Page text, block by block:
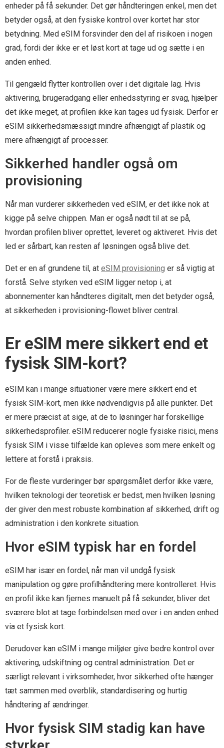
enheder på få sekunder. Det gør håndteringen enkel, men det
betyder også, at den fysiske kontrol over kortet har stor
betydning. Med eSIM forsvinder den del af risikoen i nogen
grad, fordi der ikke er et løst kort at tage ud og sætte i en
anden enhed.
Til gengæld flytter kontrollen over i det digitale lag. Hvis
aktivering, brugeradgang eller enhedsstyring er svag, hjælper
det ikke meget, at profilen ikke kan tages ud fysisk. Derfor er
eSIM sikkerhedsmæssigt mindre afhængigt af plastik og
mere afhængigt af processer.
Sikkerhed handler også om
provisioning
Når man vurderer sikkerheden ved eSIM, er det ikke nok at
kigge på selve chippen. Man er også nødt til at se på,
hvordan profilen bliver oprettet, leveret og aktiveret. Hvis det
led er sårbart, kan resten af løsningen også blive det.
Det er en af grundene til, at eSIM provisioning er så vigtig at
forstå. Selve styrken ved eSIM ligger netop i, at
abonnementer kan håndteres digitalt, men det betyder også,
at sikkerheden i provisioning-flowet bliver central.
Er eSIM mere sikkert end et
fysisk SIM-kort?
eSIM kan i mange situationer være mere sikkert end et
fysisk SIM-kort, men ikke nødvendigvis på alle punkter. Det
er mere præcist at sige, at de to løsninger har forskellige
sikkerhedsprofiler. eSIM reducerer nogle fysiske risici, mens
fysisk SIM i visse tilfælde kan opleves som mere enkelt og
lettere at forstå i praksis.
For de fleste vurderinger bør spørgsmålet derfor ikke være,
hvilken teknologi der teoretisk er bedst, men hvilken løsning
der giver den mest robuste kombination af sikkerhed, drift og
administration i den konkrete situation.
Hvor eSIM typisk har en fordel
eSIM har især en fordel, når man vil undgå fysisk
manipulation og gøre profilhåndtering mere kontrolleret. Hvis
en profil ikke kan fjernes manuelt på få sekunder, bliver det
sværere blot at tage forbindelsen med over i en anden enhed
via et fysisk kort.
Derudover kan eSIM i mange miljøer give bedre kontrol over
aktivering, udskiftning og central administration. Det er
særligt relevant i virksomheder, hvor sikkerhed ofte hænger
tæt sammen med overblik, standardisering og hurtig
håndtering af ændringer.
Hvor fysisk SIM stadig kan have